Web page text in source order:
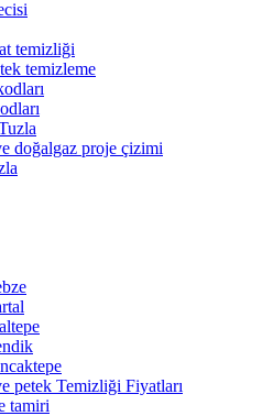
temizliği
temizleme
doğalgaz proje çizimi
petek Temizliği Fiyatları
tamiri